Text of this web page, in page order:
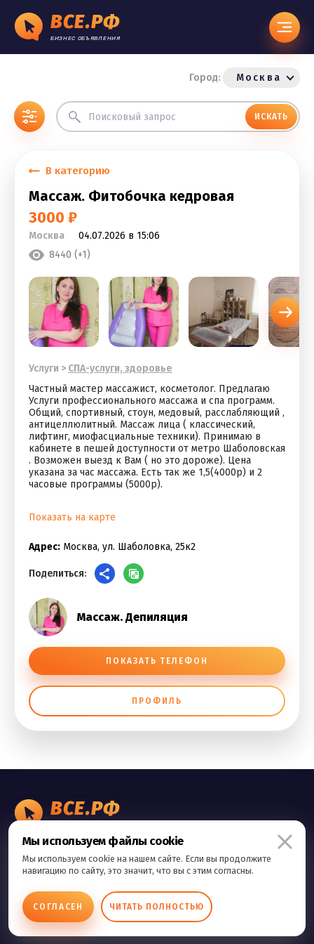
ВСЕ.РФ
БИЗНЕС ОБЪЯВЛЕНИЯ
Город: Москва
ИСКАТЬ
В категорию
Массаж. Фитобочка кедровая
3000 ₽
Москва
04.07.2026 в 15:06
8440 (+1)
Услуги > СПА-услуги, здоровье
Частный мастер массажист, косметолог. Предлагаю
Услуги профессионального массажа и спа программ.
Общий, спортивный, стоун, медовый, расслабляющий ,
антицеллюлитный. Массаж лица ( классический,
лифтинг, миофасциальные техники). Принимаю в
кабинете в пешей доступности от метро Шаболовская
. Возможен выезд к Вам ( но это дороже). Цена
указана за час массажа. Есть так же 1,5(4000р) и 2
часовые программы (5000р).
Показать на карте
Адрес: Москва, ул. Шаболовка, 25к2
Поделиться:
Массаж. Депиляция
ПОКАЗАТЬ ТЕЛЕФОН
ПРОФИЛЬ
ВСЕ.РФ
Copyright © 2026 Все.Рф Все права защищены
Правила сервиса
Политика конфиденциальности
Мы используем файлы cookie
Мы используем cookie на нашем сайте. Если вы продолжите
навигацию по сайту, это значит, что вы с этим согласны.
СОГЛАСЕН ЧИТАТЬ ПОЛНОСТЬЮ